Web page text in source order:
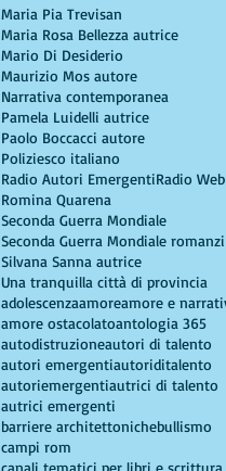
Maria Pia Trevisan
Maria Rosa Bellezza autrice
Mario Di Desiderio
Maurizio Mos autore
Narrativa contemporanea
Pamela Luidelli autrice
Paolo Boccacci autore
Poliziesco italiano
Radio Autori EmergentiRadio Web
Romina Quarena
Seconda Guerra Mondiale
Seconda Guerra Mondiale romanzi
Silvana Sanna autrice
Una tranquilla città di provincia
adolescenzaamoreamore e
amore ostacolatoantologia 365
autodistruzioneautori di talento
autori emergentiautoriditalento
autoriemergentiautrici di talento
autrici emergenti
barriere architettonichebullismo
campi rom
canali tematici per libri e scrittura